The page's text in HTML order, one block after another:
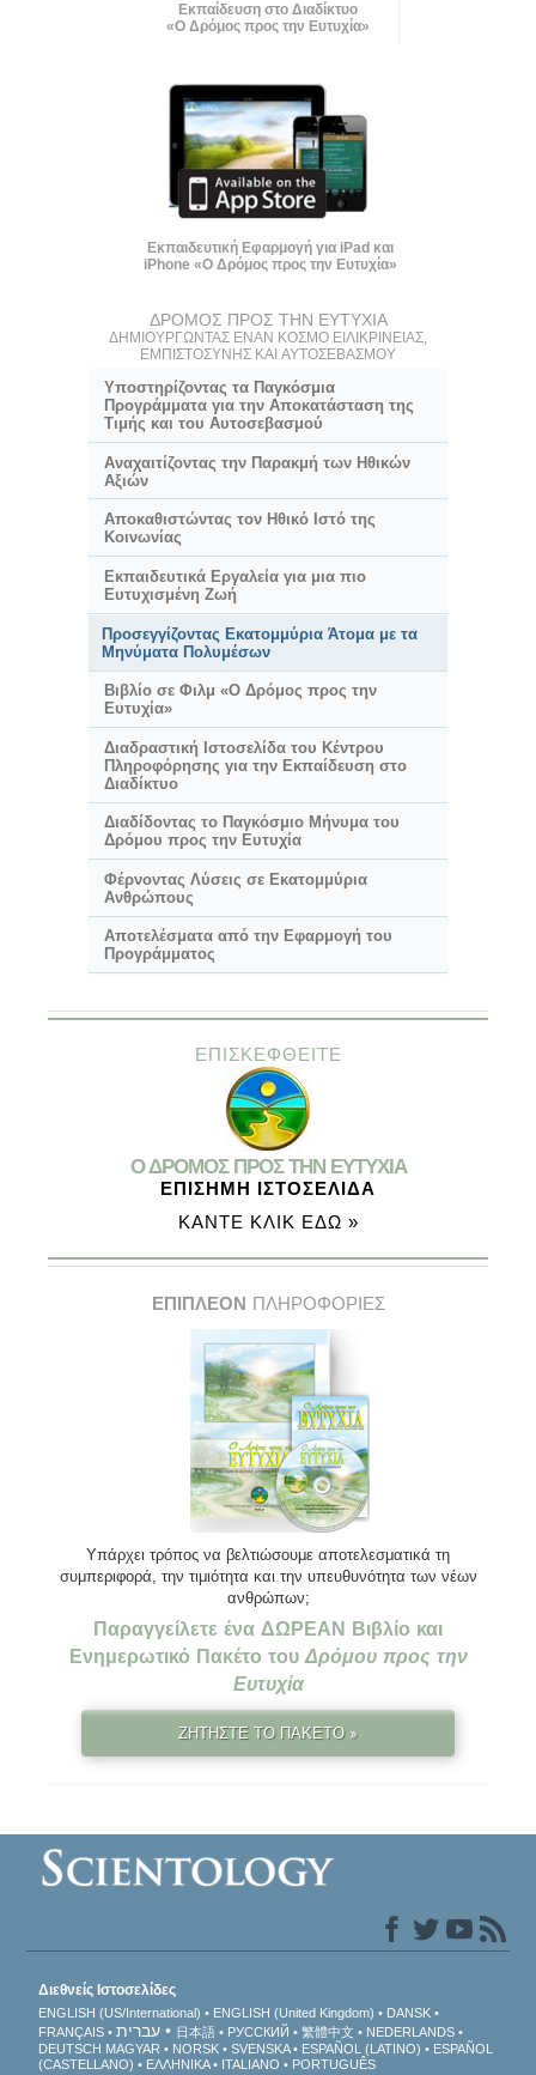
Εκπαίδευση στο Διαδίκτυο
«Ο Δρόμος προς την Ευτυχία»
Εκπαιδευτική Εφαρμογή για iPad και
iPhone «Ο Δρόμος προς την Ευτυχία»
ΔΡΟΜΟΣ ΠΡΟΣ ΤΗΝ ΕΥΤΥΧΙΑ
ΔΗΜΙΟΥΡΓΩΝΤΑΣ ΕΝΑΝ ΚΟΣΜΟ ΕΙΛΙΚΡΙΝΕΙΑΣ,
ΕΜΠΙΣΤΟΣΥΝΗΣ ΚΑΙ ΑΥΤΟΣΕΒΑΣΜΟΥ
Υποστηρίζοντας τα Παγκόσμια
Προγράμματα για την Αποκατάσταση της
Τιμής και του Αυτοσεβασμού
Αναχαιτίζοντας την Παρακμή των Ηθικών
Αξιών
Αποκαθιστώντας τον Ηθικό Ιστό της
Κοινωνίας
Εκπαιδευτικά Εργαλεία για μια πιο
Ευτυχισμένη Ζωή
Προσεγγίζοντας Εκατομμύρια Άτομα με τα
Μηνύματα Πολυμέσων
Βιβλίο σε Φιλμ «Ο Δρόμος προς την
Ευτυχία»
Διαδραστική Ιστοσελίδα του Κέντρου
Πληροφόρησης για την Εκπαίδευση στο
Διαδίκτυο
Διαδίδοντας το Παγκόσμιο Μήνυμα του
Δρόμου προς την Ευτυχία
Φέρνοντας Λύσεις σε Εκατομμύρια
Ανθρώπους
Αποτελέσματα από την Εφαρμογή του
Προγράμματος
ΕΠΙΣΚΕΦΘΕΙΤΕ
Ο ΔΡΟΜΟΣ ΠΡΟΣ ΤΗΝ ΕΥΤΥΧΙΑ
ΕΠΙΣΗΜΗ ΙΣΤΟΣΕΛΙΔΑ
ΚΑΝΤΕ ΚΛΙΚ ΕΔΩ »
ΕΠΙΠΛΕΟΝ ΠΛΗΡΟΦΟΡΙΕΣ
Υπάρχει τρόπος να βελτιώσουμε αποτελεσματικά τη
συμπεριφορά, την τιμιότητα και την υπευθυνότητα των νέων
ανθρώπων;
Παραγγείλετε ένα ΔΩΡΕΑΝ Βιβλίο και
Ενημερωτικό Πακέτο τουΔρόμου προς την
Ευτυχία
ΖΗΤΗΣΤΕ ΤΟ ΠΑΚΕΤΟ »
Διεθνείς Ιστοσελίδες
ENGLISH (US/International) ENGLISH (United Kingdom)
DANSK
FRANÇAIS
עברית 日本語 РУССКИЙ 繁體中文
NEDERLANDS
DEUTSCH MAGYAR NORSK SVENSKA ESPAÑOL (LATINO)
ESPAÑOL
(CASTELLANO)
ΕΛΛΗΝΙΚA ITALIANO PORTUGUÊS